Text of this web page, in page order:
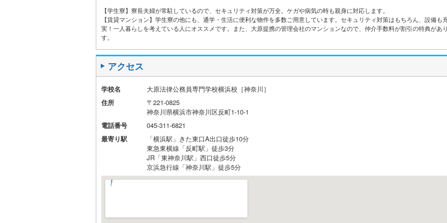
【学生寮】寮長夫婦が常駐しているので、セキュリティ対策が万全。ケガや病気の時も親身に対応します。
【賃貸マンション】学生寮の他にも、通学・生活に便利な物件を多数ご用意しています。セキュリティ対策はもちろん、設備も
実！一人暮らしを考えている人にオススメです。また、大原提携の管理会社のマンションなので、仲介手数料が割引の特典があ
す。
アクセス
学校名
大原法律公務員専門学校横浜校［神奈川］
住所
〒221-0825
神奈川県横浜市神奈川区反町1-10-1
電話番号
045-311-6821
最寄り駅
「横浜駅」きた東口A出口徒歩10分
東急東横線「反町駅」徒歩3分
JR「東神奈川駅」西口徒歩5分
京浜急行線「神奈川駅」徒歩5分